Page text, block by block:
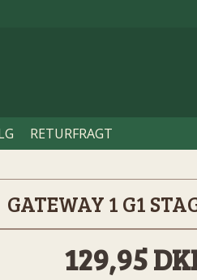
RETURFRAGT
GATEWAY 1 G1
129,95